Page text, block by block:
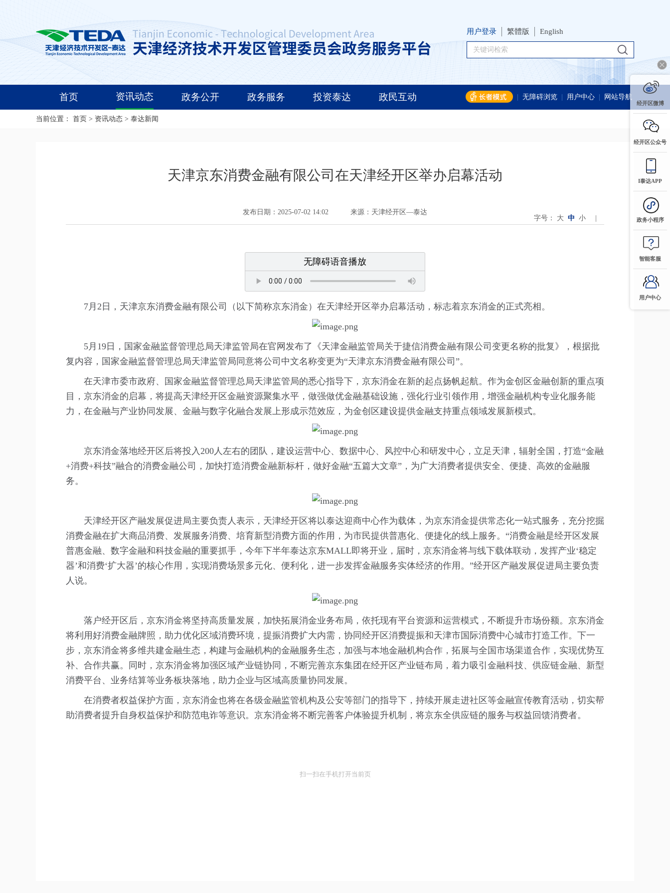
用户登录 繁體版 English
首页 资讯动态 政务公开 政务服务 投资泰达 政民互动 无障碍浏览 用户中心 网站导航
当前位置： 首页 > 资讯动态 > 泰达新闻
天津京东消费金融有限公司在天津经开区举办启幕活动
发布日期：2025-07-02 14:02
来源：天津经开区—泰达
字号： 大 中 小
无障碍语音播放
7月2日，天津京东消费金融有限公司（以下简称京东消金）在天津经开区举办启幕活动，标志着京东消金的正式亮相。
5月19日，国家金融监督管理总局天津监管局在官网发布了《天津金融监管局关于捷信消费金融有限公司变更名称的批复》，根据批
复内容，国家金融监督管理总局天津监管局同意将公司中文名称变更为“天津京东消费金融有限公司”。
在天津市委市政府、国家金融监督管理总局天津监管局的悉心指导下，京东消金在新的起点扬帆起航。作为金创区金融创新的重点项
目，京东消金的启幕，将提高天津经开区金融资源聚集水平，做强做优金融基础设施，强化行业引领作用，增强金融机构专业化服务能
力，在金融与产业协同发展、金融与数字化融合发展上形成示范效应，为金创区建设提供金融支持重点领域发展新模式。
京东消金落地经开区后将投入200人左右的团队，建设运营中心、数据中心、风控中心和研发中心，立足天津，辐射全国，打造“金融
+消费+科技”融合的消费金融公司，加快打造消费金融新标杆，做好金融“五篇大文章”，为广大消费者提供安全、便捷、高效的金融服
务。
天津经开区产融发展促进局主要负责人表示，天津经开区将以泰达迎商中心作为载体，为京东消金提供常态化一站式服务，充分挖掘
消费金融在扩大商品消费、发展服务消费、培育新型消费方面的作用，为市民提供普惠化、便捷化的线上服务。“消费金融是经开区发展
普惠金融、数字金融和科技金融的重要抓手，今年下半年泰达京东MALL即将开业，届时，京东消金将与线下载体联动，发挥产业‘稳定
器’和消费‘扩大器’的核心作用，实现消费场景多元化、便利化，进一步发挥金融服务实体经济的作用。”经开区产融发展促进局主要负责
人说。
落户经开区后，京东消金将坚持高质量发展，加快拓展消金业务布局，依托现有平台资源和运营模式，不断提升市场份额。京东消金
将利用好消费金融牌照，助力优化区域消费环境，提振消费扩大内需，协同经开区消费提振和天津市国际消费中心城市打造工作。下一
步，京东消金将多维共建金融生态，构建与金融机构的金融服务生态，加强与本地金融机构合作，拓展与全国市场渠道合作，实现优势互
补、合作共赢。同时，京东消金将加强区域产业链协同，不断完善京东集团在经开区产业链布局，着力吸引金融科技、供应链金融、新型
消费平台、业务结算等业务板块落地，助力企业与区域高质量协同发展。
在消费者权益保护方面，京东消金也将在各级金融监管机构及公安等部门的指导下，持续开展走进社区等金融宣传教育活动，切实帮
助消费者提升自身权益保护和防范电诈等意识。京东消金将不断完善客户体验提升机制，将京东全供应链的服务与权益回馈消费者。
扫一扫在手机打开当前页
经开区微博
经开区公众号
I泰达APP
政务小程序
智能客服
用户中心